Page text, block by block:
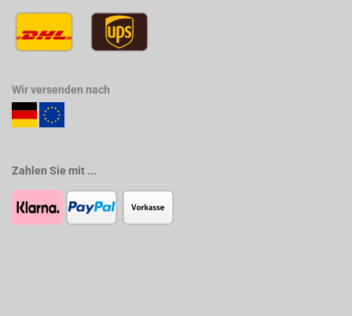
Wir versenden nach
Zahlen Sie mit ...